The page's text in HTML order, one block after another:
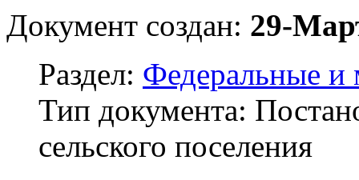
Документ создан: 29-
Раздел: Федеральные
Тип документа:
сельского поселения